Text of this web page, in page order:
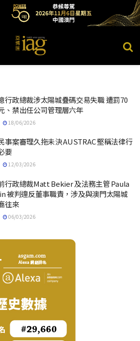
行政總裁涉太陽城疊碼交易失職 遭罰70
、禁出任公司管理層六年
18/06/2026
事案審理久拖未決 AUSTRAC 堅稱法律行
要
12/03/2026
行政總裁Matt Bekier 及法務主管 Paula
被判違反董事職責，涉及與澳門太陽城
往來
06/03/2026